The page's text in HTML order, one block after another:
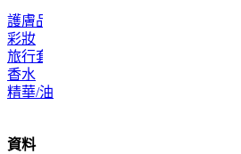
護膚品
彩妝
旅行套裝
香水
精華/油
資料